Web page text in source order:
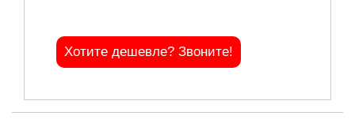
Хотите дешевле? Звоните!